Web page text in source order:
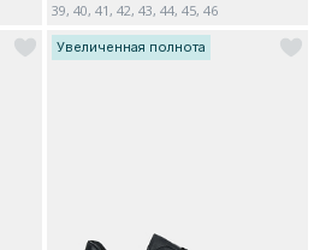
39, 40, 41, 42, 43, 44, 45, 46
Увеличенная полнота